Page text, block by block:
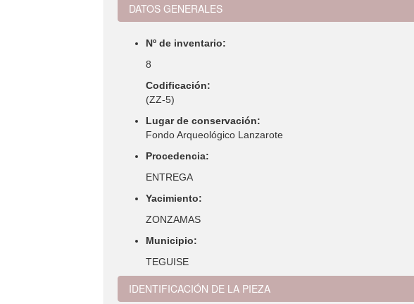
DATOS GENERALES
Nº de inventario:
8
Codificación:
(ZZ-5)
Lugar de conservación:
Fondo Arqueológico Lanzarote
Procedencia:
ENTREGA
Yacimiento:
ZONZAMAS
Municipio:
TEGUISE
IDENTIFICACIÓN DE LA PIEZA